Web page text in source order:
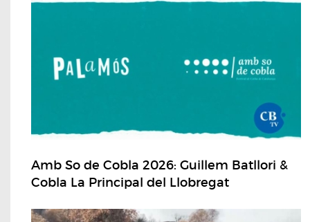
Amb So de Cobla 2026: Guillem Batllori &
Cobla La Principal del Llobregat